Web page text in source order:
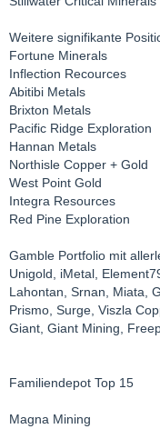
Weitere signifikante
Fortune Minerals
Inflection Recources
Abitibi Metals
Brixton Metals
Pacific Ridge Exploration
Hannan Metals
Northisle Copper + Gold
West Point Gold
Integra Resources
Red Pine Exploration
Gamble Portfolio mit
Unigold, iMetal,
Lahontan, Srnan, Miata,
Prismo, Surge, Viszla
Giant, Giant Mining,
Familiendepot Top 15
Magna Mining